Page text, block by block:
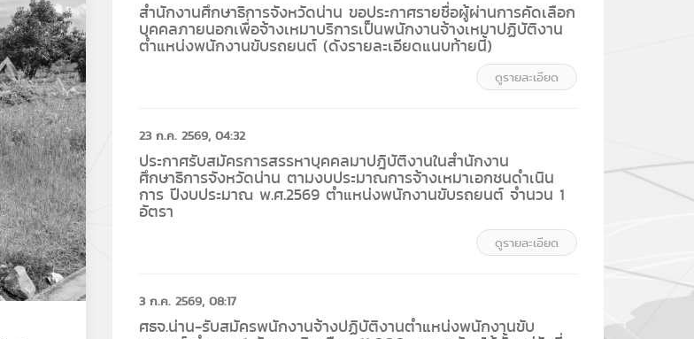
สำนักงานศึกษาธิการจังหวัดน่าน ขอประกาศรายชื่อผู้ผ่านการคัดเลือก
บุคคลภายนอกเพื่อจ้างเหมาบริการเป็นพนักงานจ้างเหมาปฏิบัติงาน
ตำแหน่งพนักงานขับรถยนต์ (ดังรายละเอียดแนบท้ายนี้)
ดูรายละเอียด
23 ก.ค. 2569, 04:32
ประกาศรับสมัครการสรรหาบุคคลมาปฎิบัติงานในสำนักงาน
ศึกษาธิการจังหวัดน่าน ตามงบประมาณการจ้างเหมาเอกชนดำเนิน
การ ปีงบประมาณ พ.ศ.2569 ตำแหน่งพนักงานขับรถยนต์ จำนวน 1
อัตรา
ดูรายละเอียด
3 ก.ค. 2569, 08:17
ศธจ.น่าน-รับสมัครพนักงานจ้างปฏิบัติงานตำแหน่งพนักงานขับ